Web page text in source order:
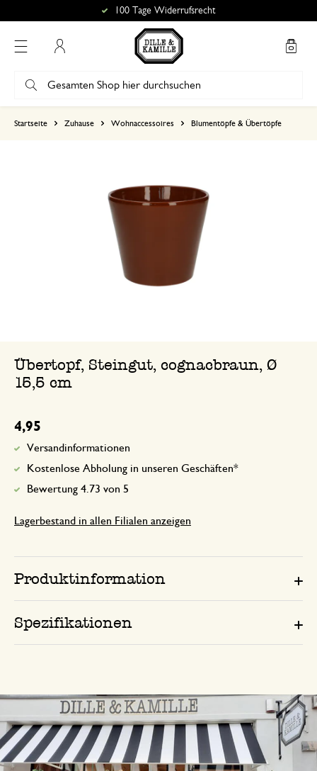
100 Tage Widerrufsrecht
Startseite Zuhause Wohnaccessoires Blumentöpfe & Übertöpfe
Übertopf, Steingut, cognacbraun, Ø
15,5 cm
4,95
Versandinformationen
Kostenlose Abholung in unseren Geschäften*
Bewertung 4.73 von 5
Lagerbestand in allen Filialen anzeigen
Produktinformation
Spezifikationen